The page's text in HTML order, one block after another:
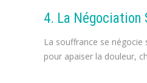
4. La Négociation
La souffrance se négocie
pour apaiser la douleur,